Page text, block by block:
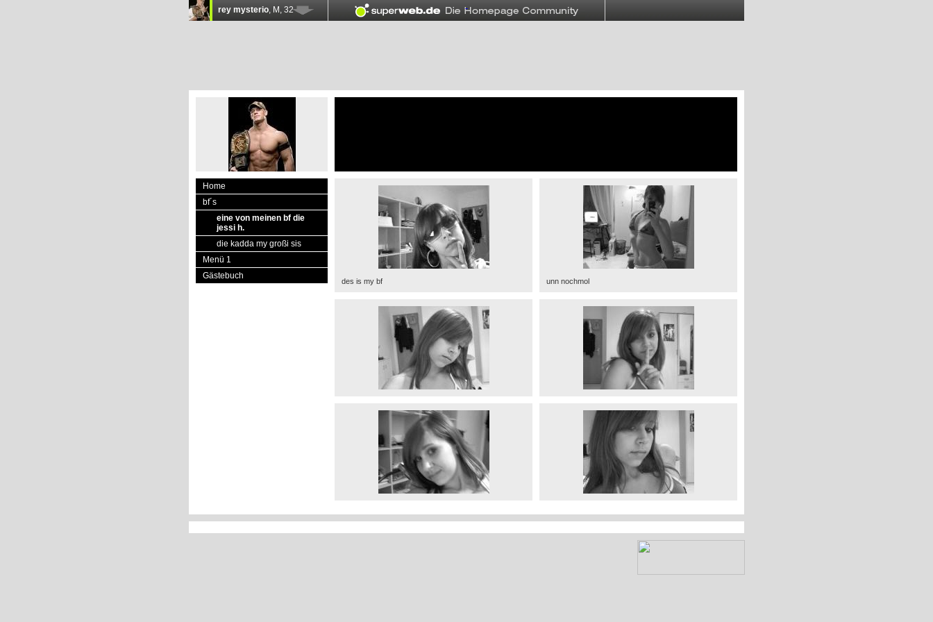
Home
bf´s
eine von meinen bf die
jessi h.
die kadda my großi sis
Menü 1
Gästebuch
des is my bf unn nochmol